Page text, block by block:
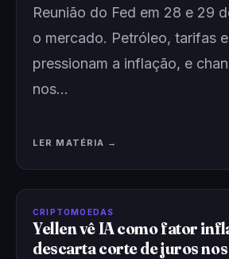
Reunião do Fed em 28 e 29
o mercado. Petróleo, tarifas
pressionam a inflação, e
nos…
LER MATÉRIA →
CRIPTOMOEDAS
Yellen vê IA como fator
descarta corte de juros nos